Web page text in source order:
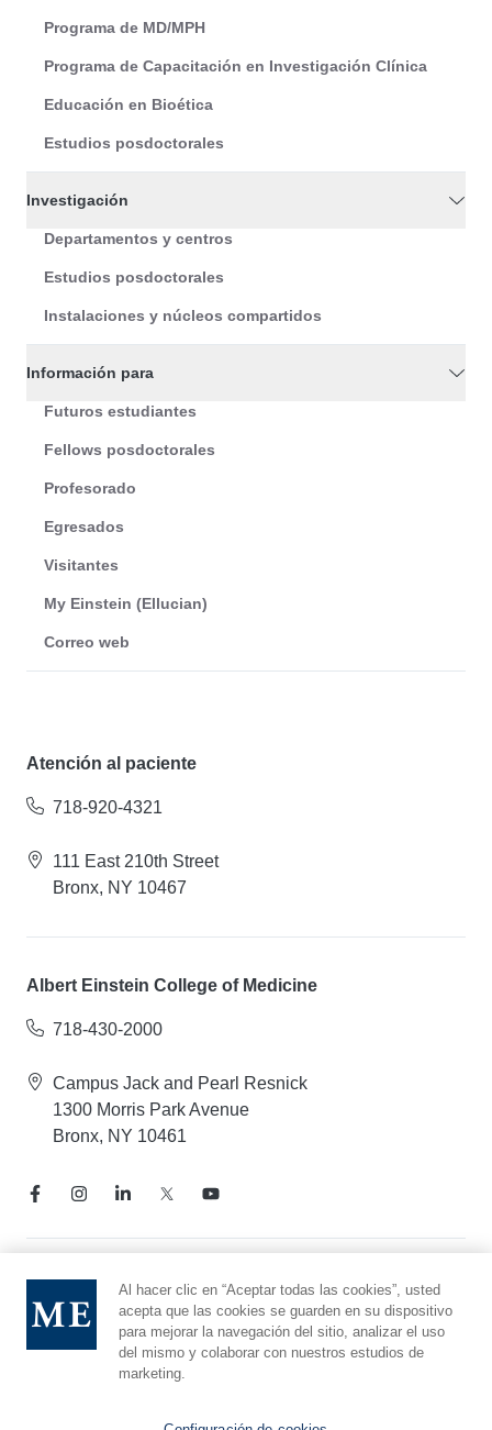
Programa de MD/MPH
Programa de Capacitación en Investigación Clínica
Educación en Bioética
Estudios posdoctorales
Investigación
Departamentos y centros
Estudios posdoctorales
Instalaciones y núcleos compartidos
Información para
Futuros estudiantes
Fellows posdoctorales
Profesorado
Egresados
Visitantes
My Einstein (Ellucian)
Correo web
Atención al paciente
718-920-4321
111 East 210th Street
Bronx, NY 10467
Albert Einstein College of Medicine
718-430-2000
Campus Jack and Pearl Resnick
1300 Morris Park Avenue
Bronx, NY 10461
Aviso de prácticas de privacidad
Línea directa de cumplimiento
Denunciar maltrato
Preferencias de cookies
Al hacer clic en “Aceptar todas las cookies”, usted
acepta que las cookies se guarden en su dispositivo
para mejorar la navegación del sitio, analizar el uso
del mismo y colaborar con nuestros estudios de
marketing.